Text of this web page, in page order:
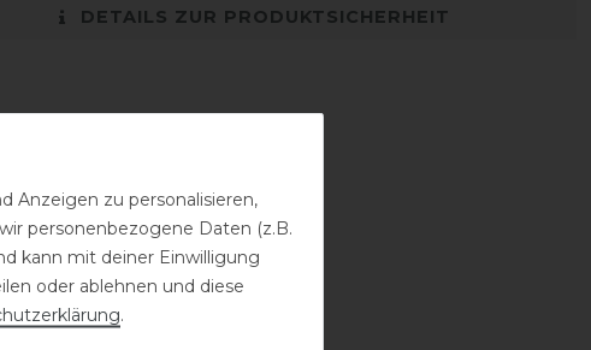
DETAILS ZUR PRODUKTSICHERHEIT
Anzeigen zu personalisieren,
personenbezogene Daten (z.B.
kann mit deiner Einwilligung
oder ablehnen und diese
.